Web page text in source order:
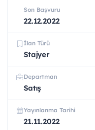
Son Başvuru
22.12.2022
İlan Türü
Stajyer
Departman
Satış
Yayınlanma Tarihi
21.11.2022